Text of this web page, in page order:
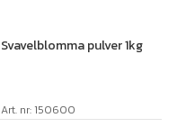
Svavelblomma pulver 1kg
Art. nr: 150600